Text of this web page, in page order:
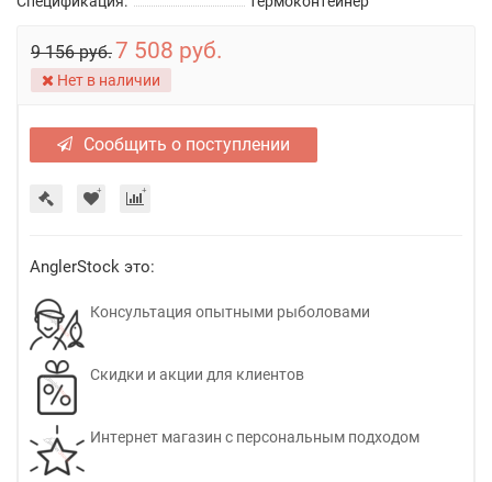
9 156 руб.7 508 руб.
Нет в наличии
Сообщить о поступлении
AnglerStock это:
Консультация опытными рыболовами
Скидки и акции для клиентов
Интернет магазин с персональным подходом